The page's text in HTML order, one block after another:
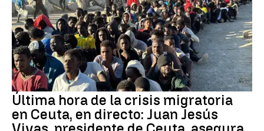
Última hora de la crisis migratoria
en Ceuta, en directo: Juan Jesús